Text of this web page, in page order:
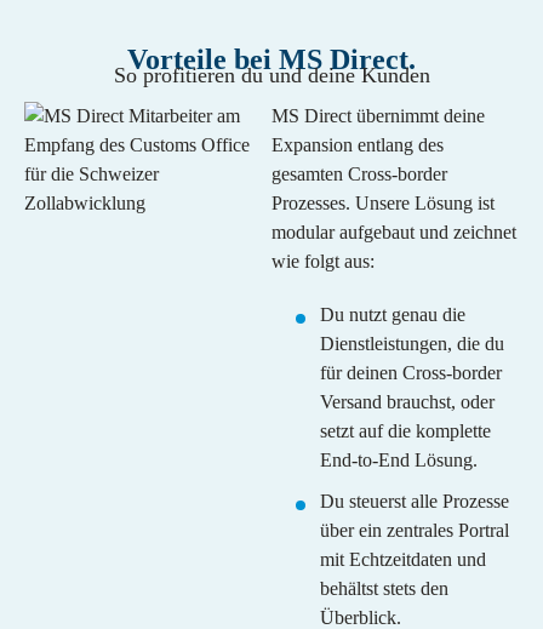
Vorteile bei MS Direct.
So profitieren du und deine Kunden
MS Direct übernimmt deine
Expansion entlang des
gesamten Cross-border
Prozesses. Unsere Lösung ist
modular aufgebaut und zeichnet
wie folgt aus:
Du nutzt genau die
Dienstleistungen, die du
für deinen Cross-border
Versand brauchst, oder
setzt auf die komplette
End-to-End Lösung.
Du steuerst alle Prozesse
über ein zentrales Portral
mit Echtzeitdaten und
behältst stets den
Überblick.